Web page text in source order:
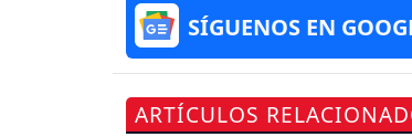
SÍGUENOS EN
ARTÍCULOS